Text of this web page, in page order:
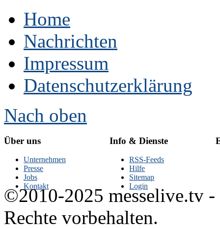
Home
Nachrichten
Impressum
Datenschutzerklärung
Nach oben
Über uns
Unternehmen
Presse
Jobs
Kontakt
Info & Dienste
RSS-Feeds
Hilfe
Sitemap
Login
©2010-2025 messelive.tv -
Rechte vorbehalten.